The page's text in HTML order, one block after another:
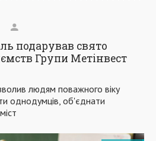
подарував свято
Групи Метінвест
людям поважного віку
однодумців, об'єднати